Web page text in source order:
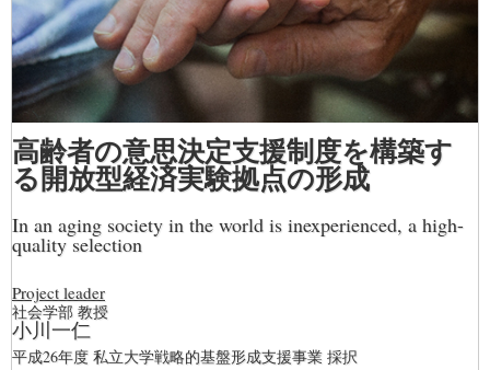
高齢者の意思決定支援制度を構築す
る開放型経済実験拠点の形成
In an aging society in the world is inexperienced, a high-
quality selection
Project leader
社会学部 教授
小川一仁
平成26年度 私立大学戦略的基盤形成支援事業 採択